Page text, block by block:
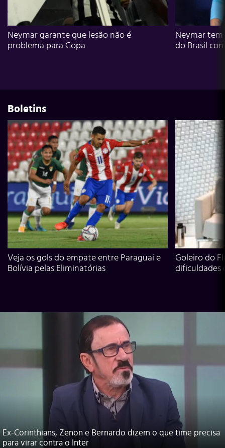
Neymar garante que lesão não é
problema para Copa
Neymar
do Brasil
Boletins
Veja os gols do empate entre Paraguai e
Bolívia pelas Eliminatórias
Goleiro do
dificuldades
Ex-Corinthians, Zenon e Bernardo dizem o que time precisa
para virar contra o Inter